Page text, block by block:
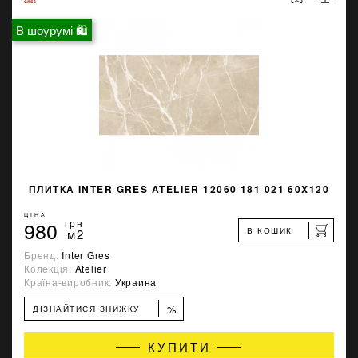
В шоурумі 🛍
ПЛИТКА INTER GRES ATELIER 12060 181 021 60X120
ЦІНА
980 грн
м2 В КОШИК
Бренд: Inter Gres
Колекція: Atelier
Країна-виробник: Украина
ДІЗНАЙТИСЯ ЗНИЖКУ %
КУПИТИ